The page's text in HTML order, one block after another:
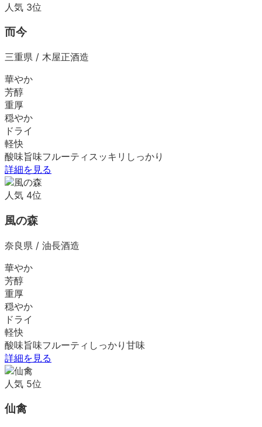
人気 3位
而今
三重県 / 木屋正酒造
華やか
芳醇
重厚
穏やか
ドライ
軽快
酸味旨味フルーティ スッキリ しっかり
詳細を見る
人気 4位
風の森
奈良県 / 油長酒造
華やか
芳醇
重厚
穏やか
ドライ
軽快
酸味旨味フルーティ しっかり 甘味
詳細を見る
人気 5位
仙禽